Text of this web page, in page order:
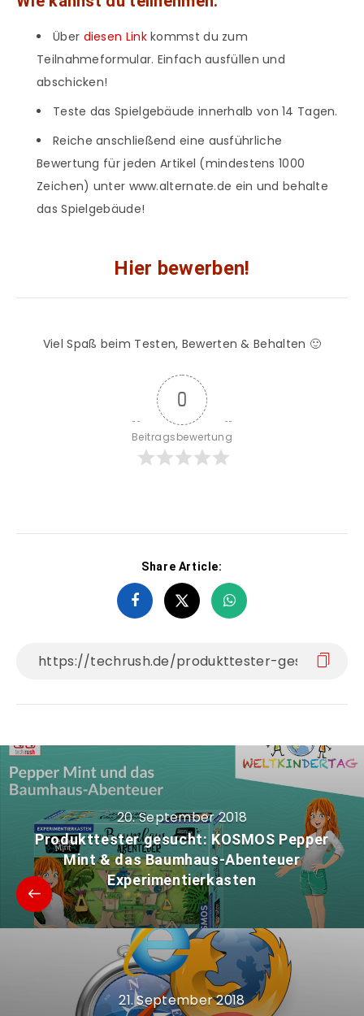
Über diesen Linkkommst du zum
Teilnahmeformular. Einfach ausfüllen und
abschicken!
Teste das Spielgebäude innerhalb von 14 Tagen.
Reiche anschließend eine ausführliche
Bewertung für jeden Artikel (mindestens 1000
Zeichen) unter www.alternate.de ein und behalte
das Spielgebäude!
Hier bewerben!
Viel Spaß beim Testen, Bewerten & Behalten 🙂
0
Beitragsbewertung
Share Article:
20. September 2018
Produkttester gesucht: KOSMOS Pepper
Mint & das Baumhaus-Abenteuer
Experimentierkasten
21. September 2018